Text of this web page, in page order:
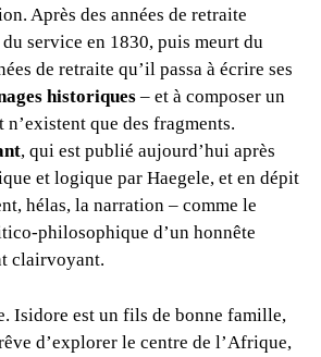
Après des années de retraite
service en 1830, puis meurt du
de retraite qu’il passa à écrire ses
historiques – et à composer un
que des fragments.
, qui est publié aujourd’hui après
et logique par Haegele, et en dépit
hélas, la narration – comme le
philosophique d’un honnête
clairvoyant.
Isidore est un fils de bonne famille,
d’explorer le centre de l’Afrique,